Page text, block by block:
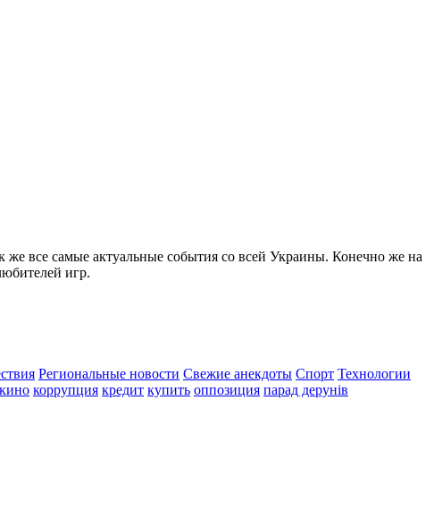
же все самые актуальные события со всей Украины. Конечно же на
игр.
Региональные новости Свежие анекдоты Спорт Технологии
кино коррупция кредит купить оппозиция парад дерунів